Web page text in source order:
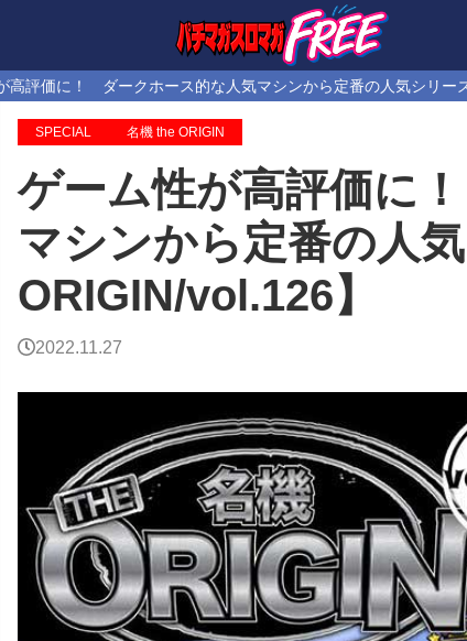
高評価に！ ダークホース的な人気マシンから定番の人気シリー
SPECIAL 名機 the ORIGIN
ゲーム性が高評価に
マシンから定番の人
ORIGIN/vol.126】
2022.11.27